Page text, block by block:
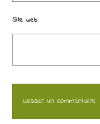
Site web